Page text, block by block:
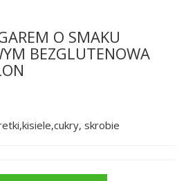
O SMAKU
BEZGLUTENOWA
skrobie